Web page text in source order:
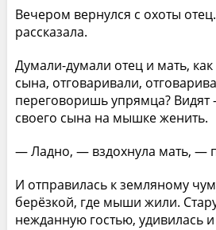
Вечером вернулся с охоты
рассказала.
Думали-думали отец и мать,
сына, отговаривали,
переговоришь упрямца?
своего сына на мышке женить.
— Ладно, — вздохнула мать, —
И отправилась к земляному
берёзкой, где мыши жили.
нежданную гостью, удивилась